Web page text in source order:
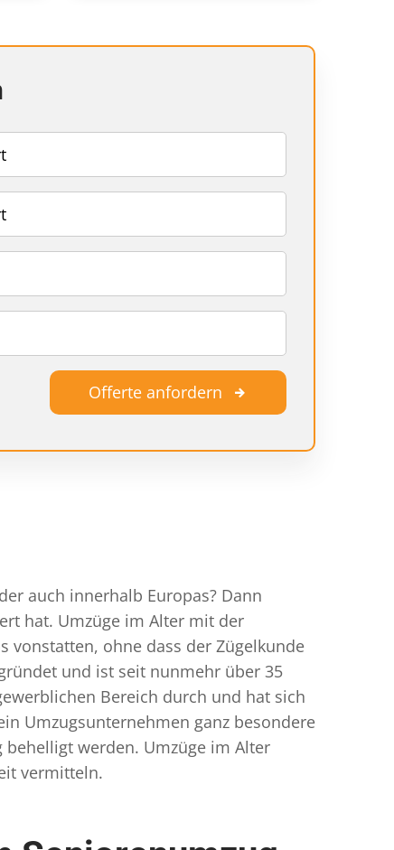
Offerte anfordern
auch innerhalb Europas? Dann
hat. Umzüge im Alter mit der
vonstatten, ohne dass der Zügelkunde
und ist seit nunmehr über 35
Bereich durch und hat sich
Umzugsunternehmen ganz besondere
werden. Umzüge im Alter
vermitteln.